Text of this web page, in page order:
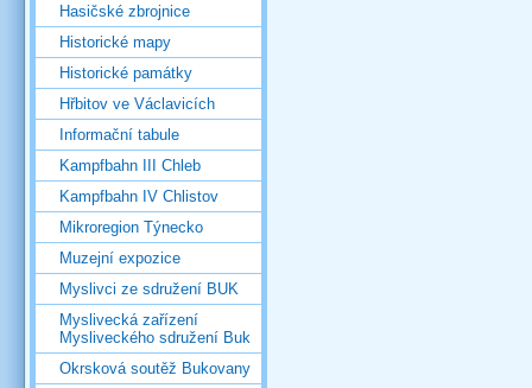
Hasičské zbrojnice
Historické mapy
Historické památky
Hřbitov ve Václavicích
Informační tabule
Kampfbahn III Chleb
Kampfbahn IV Chlistov
Mikroregion Týnecko
Muzejní expozice
Myslivci ze sdružení BUK
Myslivecká zařízení
Mysliveckého sdružení Buk
Okrsková soutěž Bukovany